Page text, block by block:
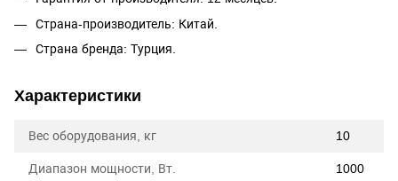
Страна-производитель: Китай.
Страна бренда: Турция.
Характеристики
Вес оборудования, кг 10
Диапазон мощности, Вт. 1000